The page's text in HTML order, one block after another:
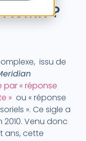
?
issu de
par « réponse
» ou « réponse
». Ce sigle a
Venu donc
ans, cette